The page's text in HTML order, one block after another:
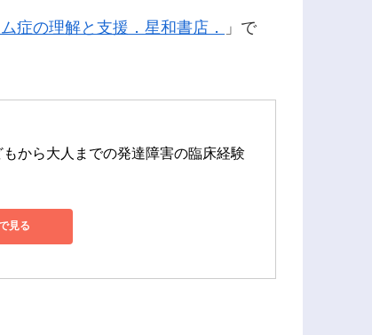
症の理解と支援．星和書店．
」で
から大人までの発達障害の臨床経験
見る